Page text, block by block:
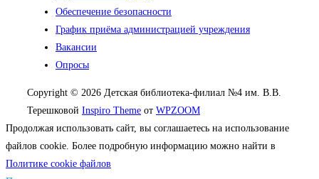
Обеспечение безопасности
График приёма администрацией учреждения
Вакансии
Опросы
Copyright © 2026 Детская библиотека-филиал №4 им. В.В.
Терешковой Inspiro Theme от WPZOOM
Продолжая использовать сайт, вы соглашаетесь на использование
файлов cookie. Более подробную информацию можно найти в
Политике cookie файлов